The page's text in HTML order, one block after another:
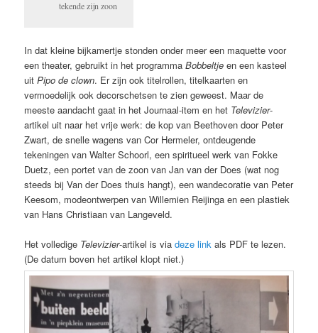
tekende zijn zoon
In dat kleine bijkamertje stonden onder meer een maquette voor
een theater, gebruikt in het programmaBobbeltje en een kasteel
uitPipo de clown. Er zijn ook titelrollen, titelkaarten en
vermoedelijk ook decorschetsen te zien geweest. Maar de
meeste aandacht gaat in het Journaal-item en het Televizier-
artikel uit naar het vrije werk: de kop van Beethoven door Peter
Zwart, de snelle wagens van Cor Hermeler, ontdeugende
tekeningen van Walter Schoorl, een spiritueel werk van Fokke
Duetz, een portet van de zoon van Jan van der Does (wat nog
steeds bij Van der Does thuis hangt), een wandecoratie van Peter
Keesom, modeontwerpen van Willemien Reijinga en een plastiek
van Hans Christiaan van Langeveld.
Het volledige Televizier-artikel is viadeze link als PDF te lezen.
(De datum boven het artikel klopt niet.)